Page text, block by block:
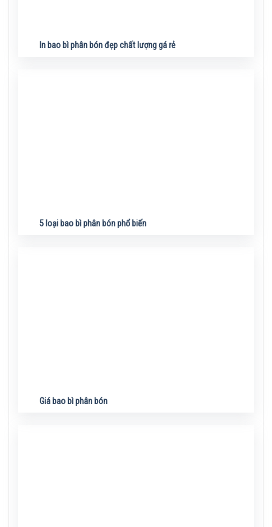
In bao bì phân bón đẹp chất lượng gá rẻ
5 loại bao bì phân bón phổ biến
Giá bao bì phân bón